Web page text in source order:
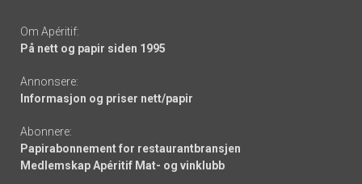
Om Apéritif:
På nett og papir siden 1995
Annonsere:
Informasjon og priser nett/papir
Abonnere:
Papirabonnement for restaurantbransjen
Medlemskap Apéritif Mat- og vinklubb